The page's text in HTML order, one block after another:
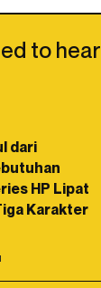
to hear
dari
HP Lipat
Karakter